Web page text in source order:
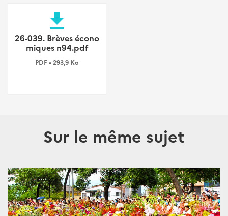
file_download
26-039. Brèves écono
miques n94.pdf
PDF • 293,9 Ko
Sur le même sujet